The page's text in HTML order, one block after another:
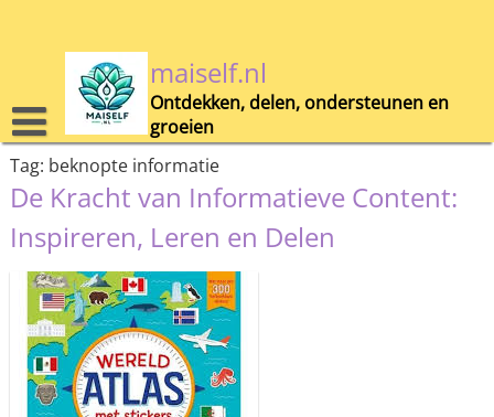
maiself.nl
Ontdekken, delen, ondersteunen en
groeien
Tag: beknopte informatie
De Kracht van Informatieve Content:
Inspireren, Leren en Delen